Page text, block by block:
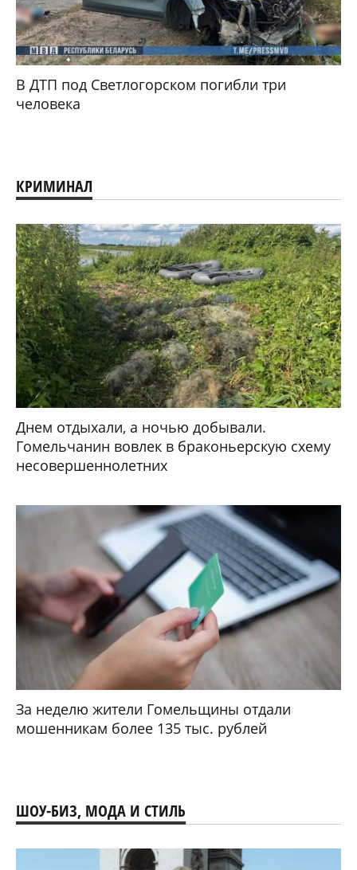
В ДТП под Светлогорском погибли три
человека
КРИМИНАЛ
Днем отдыхали, а ночью добывали.
Гомельчанин вовлек в браконьерскую схему
несовершеннолетних
За неделю жители Гомельщины отдали
мошенникам более 135 тыс. рублей
ШОУ-БИЗ, МОДА И СТИЛЬ